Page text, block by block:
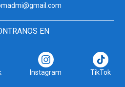
EN
Instagram TikTok